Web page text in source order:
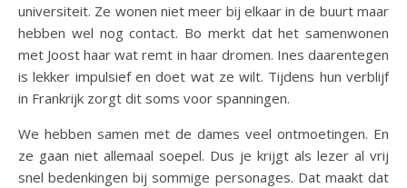
universiteit. Ze wonen niet meer bij elkaar in de buurt maar
hebben wel nog contact. Bo merkt dat het samenwonen
met Joost haar wat remt in haar dromen. Ines daarentegen
is lekker impulsief en doet wat ze wilt. Tijdens hun verblijf
in Frankrijk zorgt dit soms voor spanningen.
We hebben samen met de dames veel ontmoetingen. En
ze gaan niet allemaal soepel. Dus je krijgt als lezer al vrij
snel bedenkingen bij sommige personages. Dat maakt dat